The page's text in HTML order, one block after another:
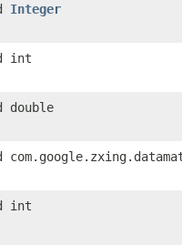
Integer
int
double
int